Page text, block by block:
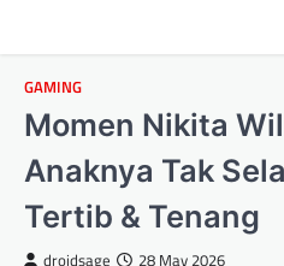
GAMING
Momen Nikita
Anaknya Tak
Tertib & Tenang
droidsage 28 May 2026